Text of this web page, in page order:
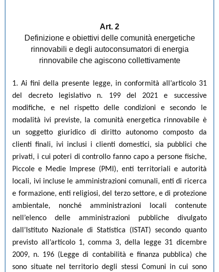
Art. 2
Definizione e obiettivi delle comunità energetiche
rinnovabili e degli autoconsumatori di energia
rinnovabile che agiscono collettivamente
1. Ai fini della presente legge, in conformità all’articolo 31
del decreto legislativo n. 199 del 2021 e successive
modifiche, e nel rispetto delle condizioni e secondo le
modalità ivi previste, la comunità energetica rinnovabile è
un soggetto giuridico di diritto autonomo composto da
clienti finali, ivi inclusi i clienti domestici, sia pubblici che
privati, i cui poteri di controllo fanno capo a persone fisiche,
Piccole e Medie Imprese (PMI), enti territoriali e autorità
locali, ivi incluse le amministrazioni comunali, enti di ricerca
e formazione, enti religiosi, del terzo settore, e di protezione
ambientale, nonché amministrazioni locali contenute
nell’elenco delle amministrazioni pubbliche divulgato
dall’Istituto Nazionale di Statistica (ISTAT) secondo quanto
previsto all’articolo 1, comma 3, della legge 31 dicembre
2009, n. 196 (Legge di contabilità e finanza pubblica) che
sono situate nel territorio degli stessi Comuni in cui sono